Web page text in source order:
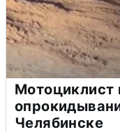
Мотоциклист
Челябинске